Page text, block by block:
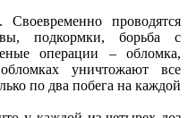
проводятся
подкормки, борьба с
операции – обломка,
уничтожают все
по два побега на каждой